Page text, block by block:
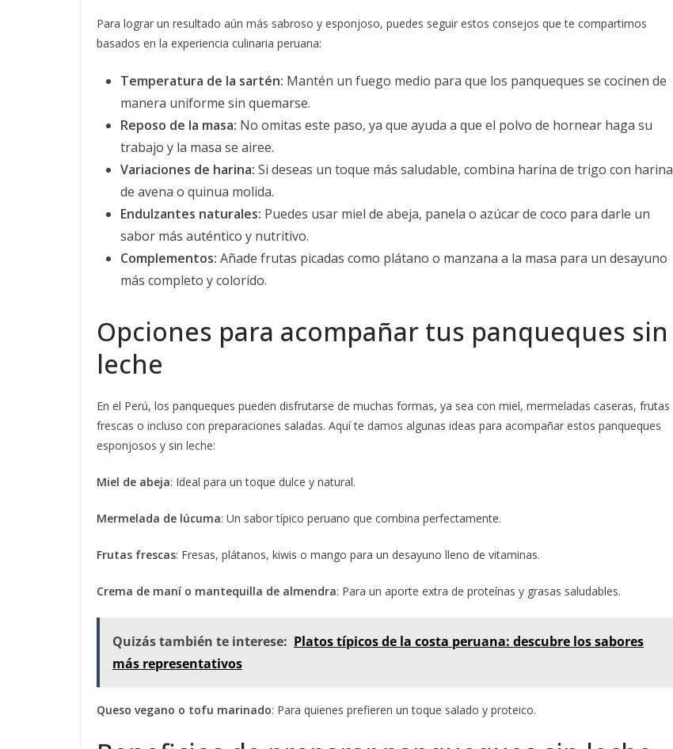
Para lograr un resultado aún más sabroso y esponjoso, puedes seguir estos consejos que te compartimos
basados en la experiencia culinaria peruana:
Temperatura de la sartén: Mantén un fuego medio para que los panqueques se cocinen de
manera uniforme sin quemarse.
Reposo de la masa: No omitas este paso, ya que ayuda a que el polvo de hornear haga su
trabajo y la masa se airee.
Variaciones de harina: Si deseas un toque más saludable, combina harina de trigo con harina
de avena o quinua molida.
Endulzantes naturales: Puedes usar miel de abeja, panela o azúcar de coco para darle un
sabor más auténtico y nutritivo.
Complementos: Añade frutas picadas como plátano o manzana a la masa para un desayuno
más completo y colorido.
Opciones para acompañar tus panqueques sin
leche
En el Perú, los panqueques pueden disfrutarse de muchas formas, ya sea con miel, mermeladas caseras, frutas
frescas o incluso con preparaciones saladas. Aquí te damos algunas ideas para acompañar estos panqueques
esponjosos y sin leche:
Miel de abeja: Ideal para un toque dulce y natural.
Mermelada de lúcuma: Un sabor típico peruano que combina perfectamente.
Frutas frescas: Fresas, plátanos, kiwis o mango para un desayuno lleno de vitaminas.
Crema de maní o mantequilla de almendra: Para un aporte extra de proteínas y grasas saludables.
Quizás también te interese: Platos típicos de la costa peruana: descubre los sabores
más representativos
Queso vegano o tofu marinado: Para quienes prefieren un toque salado y proteico.